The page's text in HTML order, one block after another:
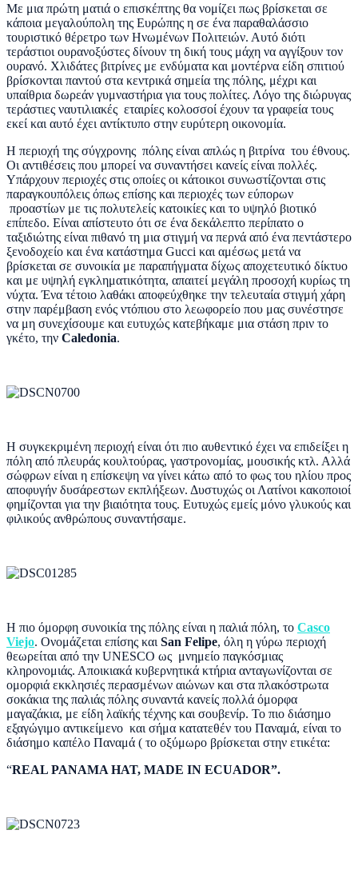
Με μια πρώτη ματιά ο επισκέπτης θα νομίζει πως βρίσκεται σε
κάποια μεγαλούπολη της Ευρώπης η σε ένα παραθαλάσσιο
τουριστικό θέρετρο των Ηνωμένων Πολιτειών. Αυτό διότι
τεράστιοι ουρανοξύστες δίνουν τη δική τους μάχη να αγγίξουν τον
ουρανό. Χλιδάτες βιτρίνες με ενδύματα και μοντέρνα είδη σπιτιού
βρίσκονται παντού στα κεντρικά σημεία της πόλης, μέχρι και
υπαίθρια δωρεάν γυμναστήρια για τους πολίτες. Λόγο της διώρυγας
τεράστιες ναυτιλιακές εταιρίες κολοσσοί έχουν τα γραφεία τους
εκεί και αυτό έχει αντίκτυπο στην ευρύτερη οικονομία.
Η περιοχή της σύγχρονης πόλης είναι απλώς η βιτρίνα του έθνους.
Οι αντιθέσεις που μπορεί να συναντήσει κανείς είναι πολλές.
Υπάρχουν περιοχές στις οποίες οι κάτοικοι συνωστίζονται στις
παραγκουπόλεις όπως επίσης και περιοχές των εύπορων
προαστίων με τις πολυτελείς κατοικίες και το υψηλό βιοτικό
επίπεδο. Είναι απίστευτο ότι σε ένα δεκάλεπτο περίπατο ο
ταξιδιώτης είναι πιθανό τη μια στιγμή να περνά από ένα πεντάστερο
ξενοδοχείο και ένα κατάστημα Gucci και αμέσως μετά να
βρίσκεται σε συνοικία με παραπήγματα δίχως αποχετευτικό δίκτυο
και με υψηλή εγκληματικότητα, απαιτεί μεγάλη προσοχή κυρίως τη
νύχτα. Ένα τέτοιο λαθάκι αποφεύχθηκε την τελευταία στιγμή χάρη
στην παρέμβαση ενός ντόπιου στο λεωφορείο που μας συνέστησε
να μη συνεχίσουμε και ευτυχώς κατεβήκαμε μια στάση πριν το
γκέτο, την Caledonia.
Η συγκεκριμένη περιοχή είναι ότι πιο αυθεντικό έχει να επιδείξει η
πόλη από πλευράς κουλτούρας, γαστρονομίας, μουσικής κτλ. Αλλά
σώφρων είναι η επίσκεψη να γίνει κάτω από το φως του ηλίου προς
αποφυγήν δυσάρεστων εκπλήξεων. Δυστυχώς οι Λατίνοι κακοποιοί
φημίζονται για την βιαιότητα τους. Ευτυχώς εμείς μόνο γλυκούς και
φιλικούς ανθρώπους συναντήσαμε.
Η πιο όμορφη συνοικία της πόλης είναι η παλιά πόλη, το Casco
Viejo. Ονομάζεται επίσης και San Felipe, όλη η γύρω περιοχή
θεωρείται από την UNESCO ως μνημείο παγκόσμιας
κληρονομιάς. Αποικιακά κυβερνητικά κτήρια ανταγωνίζονται σε
ομορφιά εκκλησιές περασμένων αιώνων και στα πλακόστρωτα
σοκάκια της παλιάς πόλης συναντά κανείς πολλά όμορφα
μαγαζάκια, με είδη λαϊκής τέχνης και σουβενίρ. Το πιο διάσημο
εξαγώγιμο αντικείμενο και σήμα κατατεθέν του Παναμά, είναι το
διάσημο καπέλο Παναμά ( το οξύμωρο βρίσκεται στην ετικέτα:
“REAL PANAMA HAT, MADE IN ECUADOR”.